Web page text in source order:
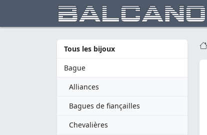
Tous les bijoux
Bague
Alliances
Bagues de fiançailles
Chevalières